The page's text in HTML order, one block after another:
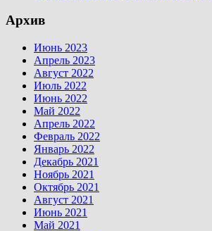
Архив
Июнь 2023
Апрель 2023
Август 2022
Июль 2022
Июнь 2022
Май 2022
Апрель 2022
Февраль 2022
Январь 2022
Декабрь 2021
Ноябрь 2021
Октябрь 2021
Август 2021
Июнь 2021
Май 2021